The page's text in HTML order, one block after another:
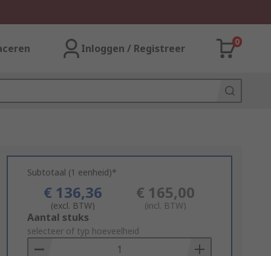
Inloggen / Registreer
0
Subtotaal (1 eenheid)*
€ 136,36
(excl. BTW)
€ 165,00
(incl. BTW)
Add
to
Basket
Aantal stuks
selecteer of typ hoeveelheid